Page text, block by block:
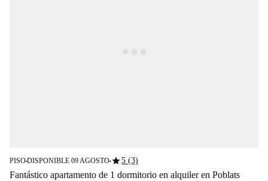
PISO■DISPONIBLE 09 AGOSTO■star5 (3)
Fantástico apartamento de 1 dormitorio en alquiler en Poblats